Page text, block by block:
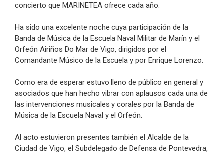
concierto que MARINETEA ofrece cada año.
Ha sido una excelente noche cuya participación de la
Banda de Música de la Escuela Naval Militar de Marín y el
Orfeón Airiños Do Mar de Vigo, dirigidos por el
Comandante Músico de la Escuela y por Enrique Lorenzo.
Como era de esperar estuvo lleno de público en general y
asociados que han hecho vibrar con aplausos cada una de
las intervenciones musicales y corales por la Banda de
Música de la Escuela Naval y el Orfeón.
Al acto estuvieron presentes también el Alcalde de la
Ciudad de Vigo, el Subdelegado de Defensa de Pontevedra,